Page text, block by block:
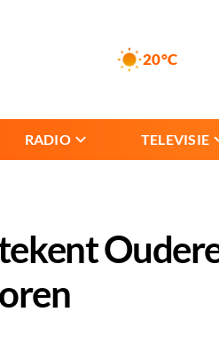
20°C
RADIO TELEVISIE